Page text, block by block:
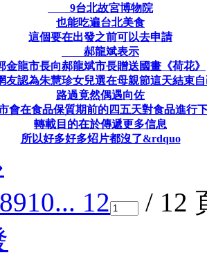
9台北故宮博物院
也能吃遍台北美食
這個要在出發之前可以去申請
郝龍斌表示
金龍市長向郝龍斌市長贈送國畫《荷花》
認為朱慧珍女兒選在母親節這天結束自
路過竟然偶遇向佐
會在食品保質期前的四五天對食品進行
轉載目的在於傳遞更多信息
所以好多好多炤片都沒了&rdquo
8910... 12 / 12